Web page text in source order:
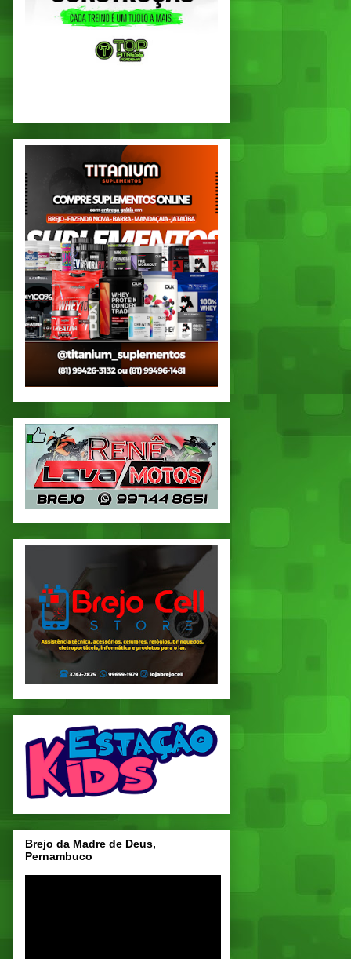
Brejo da Madre de Deus,
Pernambuco